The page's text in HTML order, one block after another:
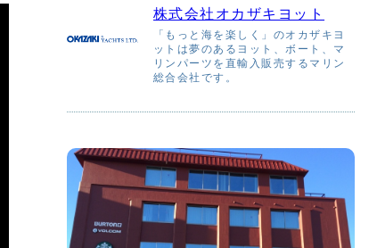
株式会社オカザキヨット
「もっと海を楽しく」のオカザキヨ
ットは夢のあるヨット、ボート、マ
リンパーツを直輸入販売するマリン
総合会社です。